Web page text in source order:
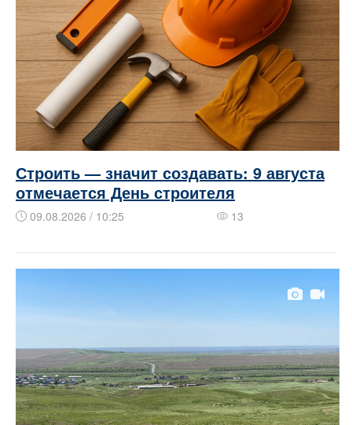
Строить — значит создавать: 9 августа
отмечается День строителя
09.08.2026 / 10:25 13